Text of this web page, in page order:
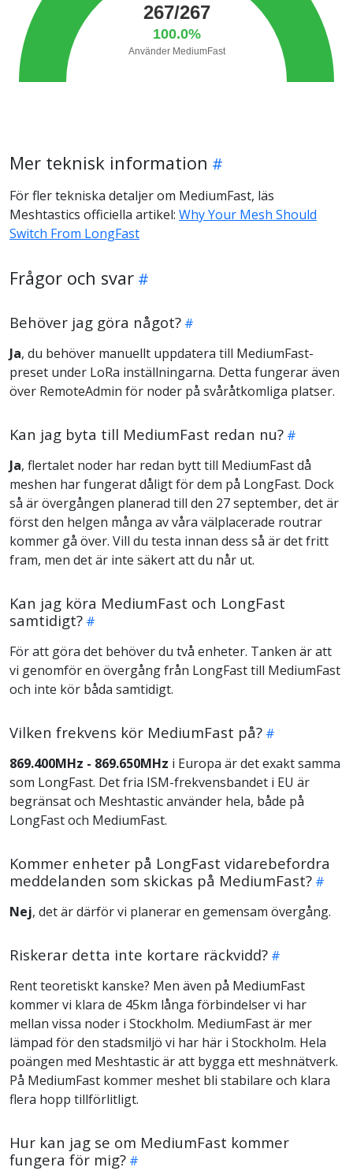
Mer teknisk information
För fler tekniska detaljer om MediumFast, läs
Meshtastics officiella artikel: Why Your Mesh Should
Switch From LongFast
Frågor och svar
Behöver jag göra något?
Ja, du behöver manuellt uppdatera till MediumFast-
preset under LoRa inställningarna. Detta fungerar även
över RemoteAdmin för noder på svåråtkomliga platser.
Kan jag byta till MediumFast redan nu?
Ja, flertalet noder har redan bytt till MediumFast då
meshen har fungerat dåligt för dem på LongFast. Dock
så är övergången planerad till den 27 september, det är
först den helgen många av våra välplacerade routrar
kommer gå över. Vill du testa innan dess så är det fritt
fram, men det är inte säkert att du når ut.
Kan jag köra MediumFast och LongFast
samtidigt?
För att göra det behöver du två enheter. Tanken är att
vi genomför en övergång från LongFast till MediumFast
och inte kör båda samtidigt.
Vilken frekvens kör MediumFast på?
869.400MHz - 869.650MHz i Europa är det exakt samma
som LongFast. Det fria ISM-frekvensbandet i EU är
begränsat och Meshtastic använder hela, både på
LongFast och MediumFast.
Kommer enheter på LongFast vidarebefordra
meddelanden som skickas på MediumFast?
Nej, det är därför vi planerar en gemensam övergång.
Riskerar detta inte kortare räckvidd?
Rent teoretiskt kanske? Men även på MediumFast
kommer vi klara de 45km långa förbindelser vi har
mellan vissa noder i Stockholm. MediumFast är mer
lämpad för den stadsmiljö vi har här i Stockholm. Hela
poängen med Meshtastic är att bygga ett meshnätverk.
På MediumFast kommer meshet bli stabilare och klara
flera hopp tillförlitligt.
Hur kan jag se om MediumFast kommer
fungera för mig?